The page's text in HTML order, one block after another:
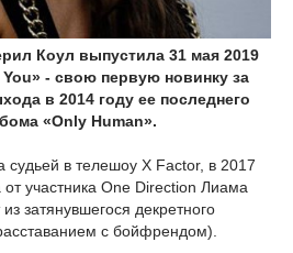
Коул выпустила 31 мая 2019
You» - свою первую новинку за
в 2014 году ее последнего
«Only Human».
в телешоу X Factor, в 2017
участника One Direction Лиама
затянувшегося декретного
с бойфрендом).